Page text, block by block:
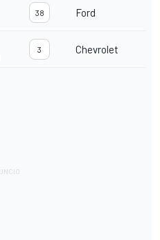
38 Ford
3 Chevrolet